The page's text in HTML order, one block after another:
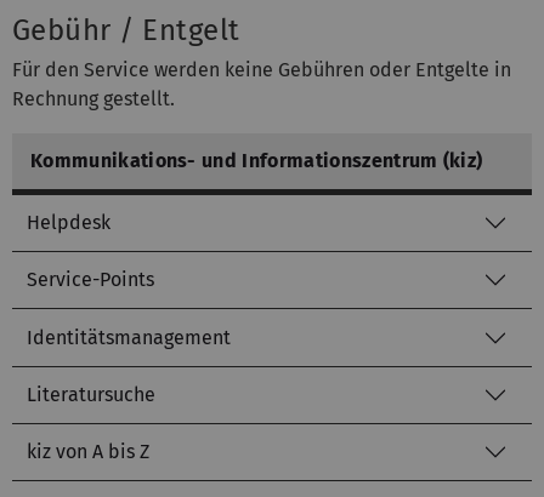
Gebühr / Entgelt
Für den Service werden keine Gebühren oder Entgelte in
Rechnung gestellt.
Kommunikations- und Informationszentrum (kiz)
Helpdesk
Service-Points
Identitätsmanagement
Literatursuche
kiz von A bis Z